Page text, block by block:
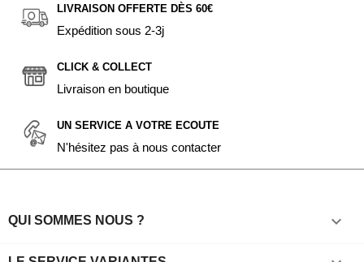
LIVRAISON OFFERTE DÈS 60€
Expédition sous 2-3j
CLICK & COLLECT
Livraison en boutique
UN SERVICE A VOTRE ECOUTE
N'hésitez pas à nous contacter
QUI SOMMES NOUS ? 